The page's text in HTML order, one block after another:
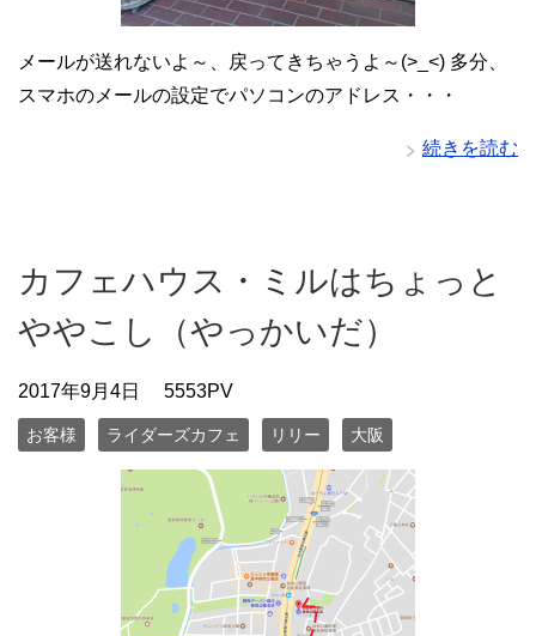
メールが送れないよ～、戻ってきちゃうよ～(>_<) 多分、
スマホのメールの設定でパソコンのアドレス・・・
続きを読む
カフェハウス・ミルはちょっと
ややこし（やっかいだ）
2017年9月4日 5553PV
お客様 ライダーズカフェ リリー 大阪